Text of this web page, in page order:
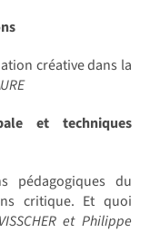
créative dans la
et techniques
pédagogiques du
critique. Et quoi
et Philippe